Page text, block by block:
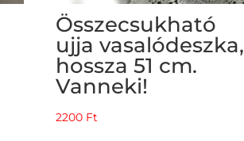
Összecsukható
ujja vasalódeszka,
hossza 51 cm.
Vanneki!
2200 Ft